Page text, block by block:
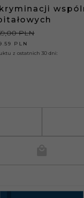
PLN
PLN
z ostatnich 30 dni: